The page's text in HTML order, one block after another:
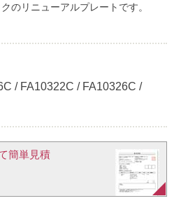
のリニューアルプレートです。
/ FA10322C / FA10326C /
簡単見積​